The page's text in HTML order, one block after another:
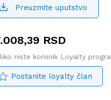
Preuzmite uputstvo
RSD
niste korisnik Loyalty
Postanite loyalty član